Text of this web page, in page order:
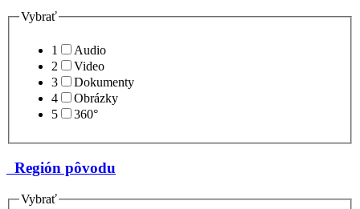
Vybrať
1
Audio
2
Video
3
Dokumenty
4
Obrázky
5
360°
Región pôvodu
Vybrať